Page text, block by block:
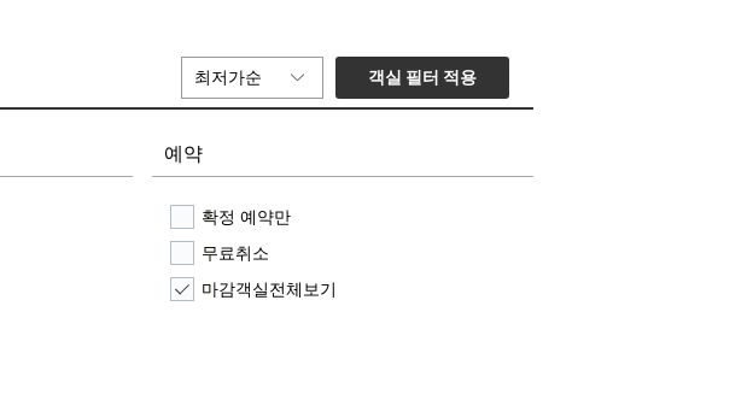
최저가순 객실 필터 적용
예약
확정 예약만
무료취소
마감객실전체보기